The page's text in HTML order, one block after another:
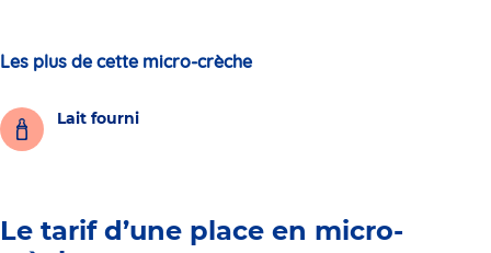
Les plus de cette micro-crèche
Lait fourni
Le tarif d’une place en micro-